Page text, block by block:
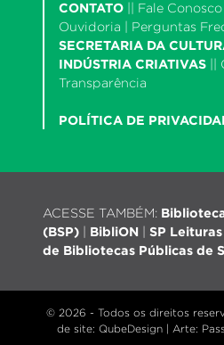
CONTATO
Fale Conosco
Ouvidoria
Perguntas
SECRETARIA DA
INDÚSTRIA CRIATIVAS
Transparência
POLÍTICA DE
ACESSE TAMBÉM:
(BSP)
BibliON SP Leituras
de Bibliotecas Públicas de
© 2026 - Todos os direitos
de site: QubeDesign | Arte: